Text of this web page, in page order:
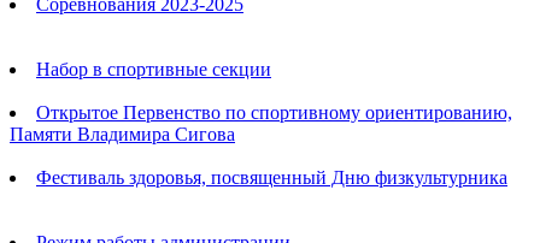
Соревнования 2023-2025
Набор в спортивные секции
Открытое Первенство по спортивному ориентированию,
Памяти Владимира Сигова
Фестиваль здоровья, посвященный Дню физкультурника